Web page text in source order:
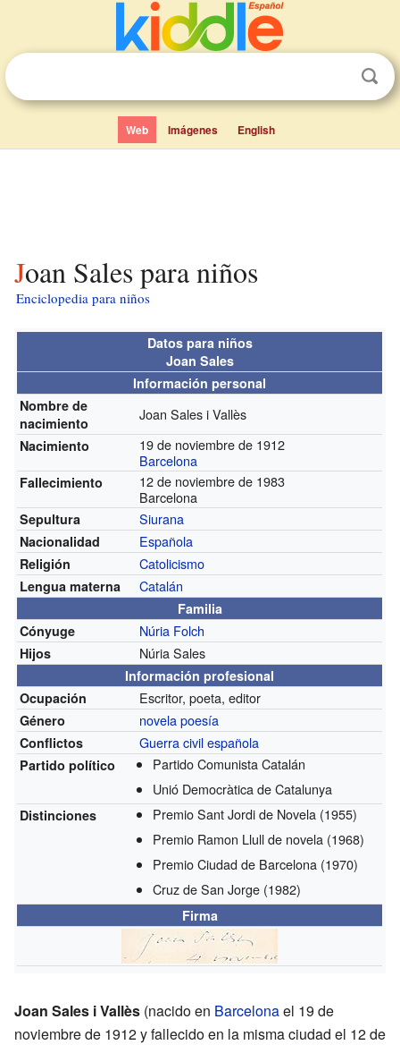
Web Imágenes English
Joan Sales para niños
Enciclopedia para niños
Datos para niños
Joan Sales
Información personal
Nombre de
nacimiento
Joan Sales i Vallès
Nacimiento
19 de noviembre de 1912
Barcelona
Fallecimiento
12 de noviembre de 1983
Barcelona
Sepultura Siurana
Nacionalidad Española
Religión Catolicismo
Lengua materna Catalán
Familia
Cónyuge
Núria Folch
Hijos Núria Sales
Información profesional
Ocupación
Escritor, poeta, editor
Género novelapoesía
Conflictos Guerra civil española
Partido político
Partido Comunista Catalán
Unió Democràtica de Catalunya
Distinciones Premio Sant Jordi de Novela (1955)
Premio Ramon Llull de novela (1968)
Premio Ciudad de Barcelona (1970)
Cruz de San Jorge (1982)
Firma
Joan Sales i Vallès (nacido en Barcelonael 19 de
noviembre de 1912 y fallecido en la misma ciudad el 12 de